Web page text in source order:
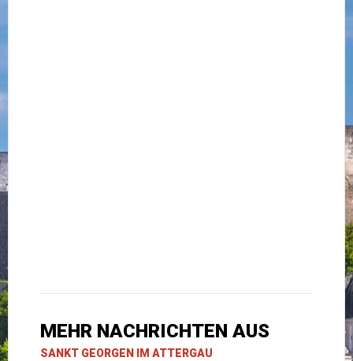
MEHR NACHRICHTEN AUS
SANKT GEORGEN IM ATTERGAU